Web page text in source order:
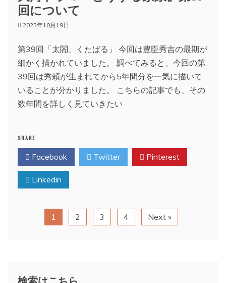
回について
2023年10月19日
第39回「太閤、くたばる」 今回は豊臣秀吉の最期が
細かく描かれていました。 調べてみると、今回の第
39回は秀頼が生まれてから5年間分を一気に描いて
いることが分かりました。 こちらの記事でも、その
数年間を詳しく見ていきたい
SHARE
Facebook Twitter Pinterest
Linkedin
1 2 3 4 Next »